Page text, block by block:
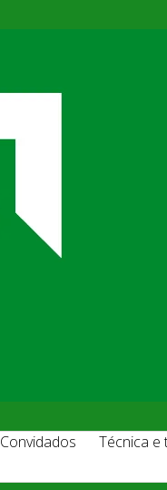
Convidados Técnica e